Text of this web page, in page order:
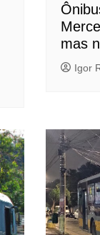
mas
Igor